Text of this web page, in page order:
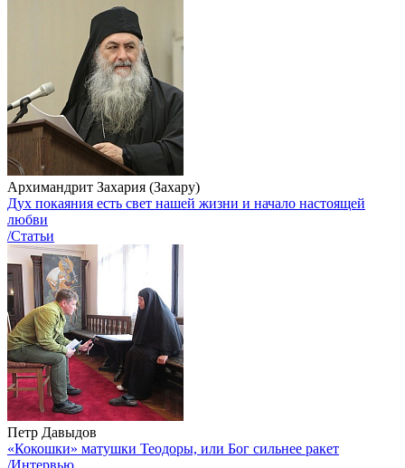
Архимандрит Захария (Захару)
Дух покаяния есть свет нашей жизни и начало настоящей
любви
/Статьи
Петр Давыдов
«Кокошки» матушки Теодоры, или Бог сильнее ракет